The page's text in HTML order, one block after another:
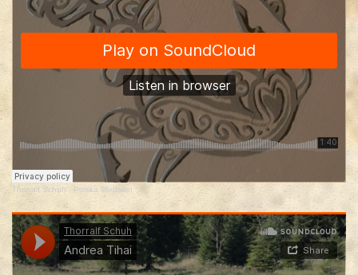
Thorralf Schuh · Polska Mixdown